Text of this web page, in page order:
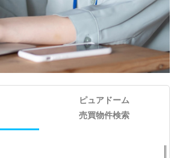
ピュアドーム
売買物件検索